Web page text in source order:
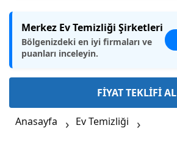
Merkez Ev Temizliği Şirketleri
Bölgenizdeki en iyi firmaları ve
puanları inceleyin.
FİYAT TEKLİFİ AL
Anasayfa Ev Temizliği